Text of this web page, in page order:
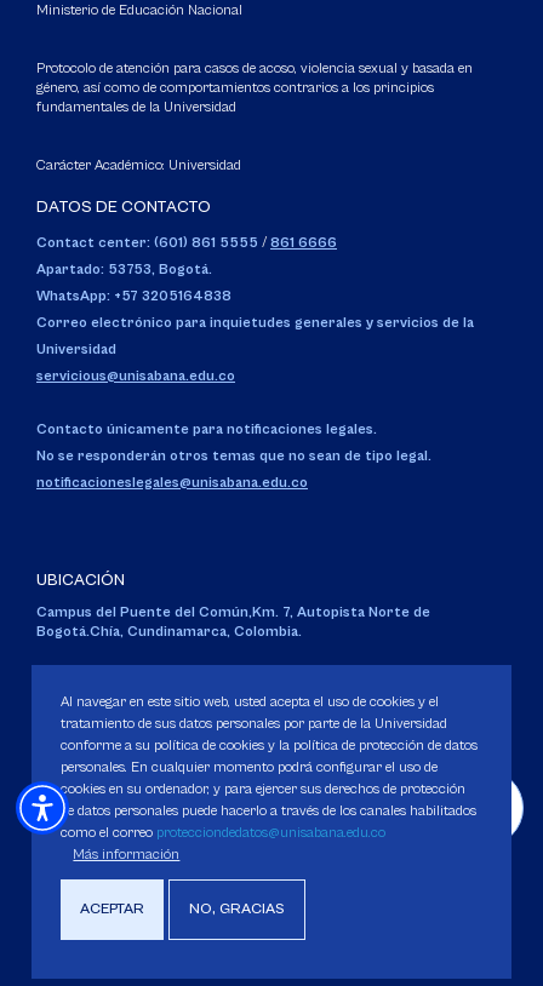
Ministerio de Educación Nacional
Protocolo de atención para casos de acoso, violencia sexual y basada en
género, así como de comportamientos contrarios a los principios
fundamentales de la Universidad
Carácter Académico: Universidad
DATOS DE CONTACTO
Contact center: (601) 861 5555 / 861 6666
Apartado: 53753, Bogotá.
WhatsApp: +57 3205164838
Correo electrónico para inquietudes generales y servicios de la
Universidad
servicious@unisabana.edu.co
Contacto únicamente para notificaciones legales.
No se responderán otros temas que no sean de tipo legal.
notificacioneslegales@unisabana.edu.co
UBICACIÓN
Campus del Puente del Común,Km. 7, Autopista Norte de
Bogotá.Chía, Cundinamarca, Colombia.
Personería Jurídica:Resolución 130 del 14 de enero de 1980.
Ministerio de Educación Nacional.
Política de Protección de datos
Derechos Pecuniarios
Al navegar en este sitio web, usted acepta el uso de cookies y el
tratamiento de sus datos personales por parte de la Universidad
conforme a su política de cookies y la política de protección de datos
personales. En cualquier momento podrá configurar el uso de
cookies en su ordenador, y para ejercer sus derechos de protección
de datos personales puede hacerlo a través de los canales habilitados
como el correo protecciondedatos@unisabana.edu.co
Más información
ACEPTAR NO, GRACIAS